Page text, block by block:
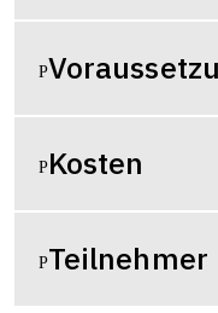
Kosten
Teilnehmer